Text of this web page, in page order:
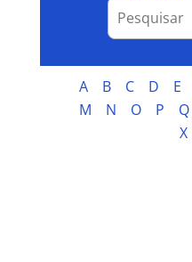
A B C D E
M
N O P Q
X